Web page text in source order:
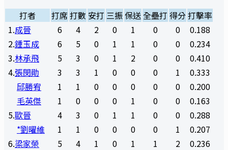
打者
打席打數 安打 三振保送全壘打 得分打擊率
1.成晉 6 4 2 0 1 0 0
0.188
2.鍾玉成 6 5 0 1 1 0 0
0.234
3.林承飛 5 3 0 1 2 0 0
0.410
4.張閔勛 3 3 1 0 0 0 1
0.333
邱勝宥
1 1 0 0 0 0 0
0.200
毛英傑
1 0 0 0 1 0 0
0.163
5.歐晉 4 3 0 1 1 0 0
0.288
*劉曜維
1 1 0 0 0 0 1
0.207
6.梁家榮 5 4 1 0 1 1 2
0.236